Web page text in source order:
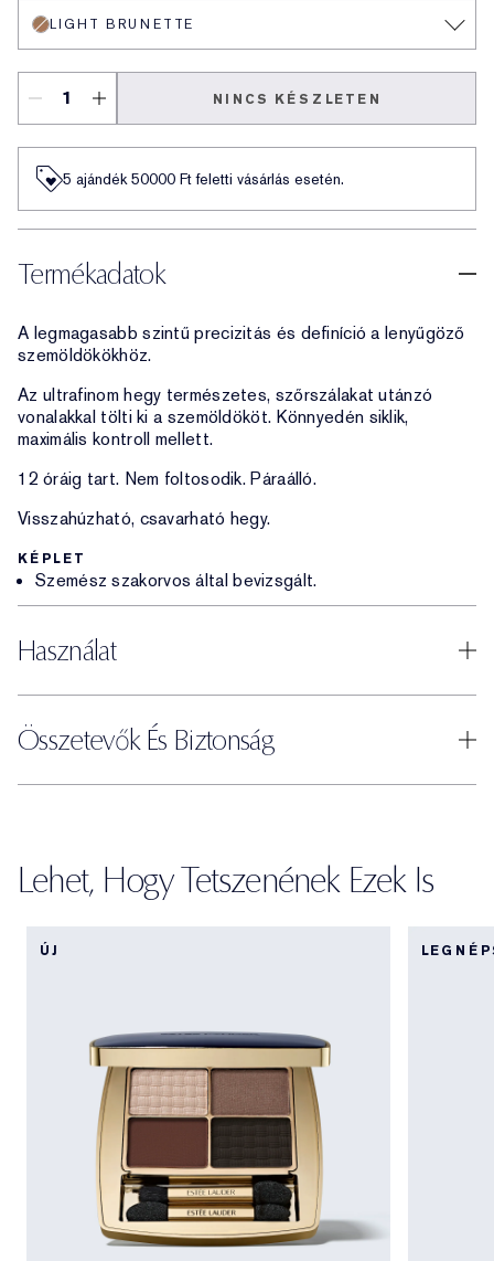
LIGHT BRUNETTE
NINCS KÉSZLETEN
5 ajándék 50000​ Ft feletti vásárlás esetén.
Termékadatok
A legmagasabb szintű precizitás és definíció a lenyűgöző
szemöldökökhöz.
Az ultrafinom hegy természetes, szőrszálakat utánzó
vonalakkal tölti ki a szemöldököt. Könnyedén siklik,
maximális kontroll mellett.
12 óráig tart. Nem foltosodik. Páraálló.
Visszahúzható, csavarható hegy.
KÉPLET
Szemész szakorvos által bevizsgált.
Használat
Összetevők És Biztonság
Lehet, Hogy Tetszenének Ezek Is
ÚJ